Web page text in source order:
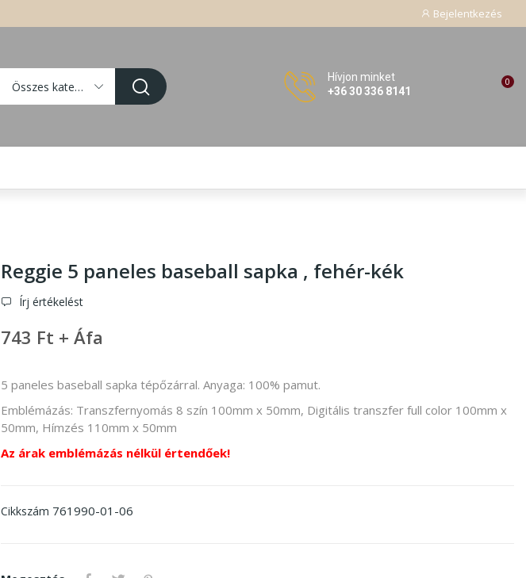
Bejelentkezés
Összes kategória
Hívjon minket
+36 30 336 8141
0
Reggie 5 paneles baseball sapka , fehér-kék
Írj értékelést
743 Ft + Áfa
5 paneles baseball sapka tépőzárral. Anyaga: 100% pamut.
Emblémázás: Transzfernyomás 8 szín 100mm x 50mm, Digitális transzfer full color 100mm x
50mm, Hímzés 110mm x 50mm
Az árak emblémázás nélkül értendőek!
Cikkszám 761990-01-06